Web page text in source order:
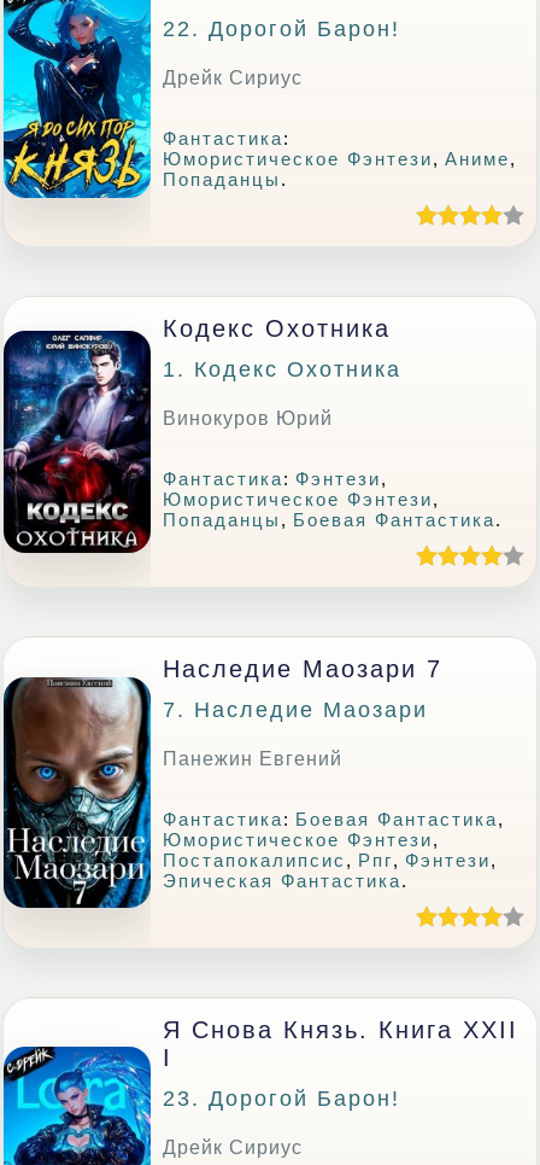
22. Дорогой Барон!
Дрейк Сириус
Фантастика:
Юмористическое Фэнтези,Аниме,
Попаданцы .
Кодекс Охотника
1. Кодекс Охотника
Винокуров Юрий
Фантастика: Фэнтези,
Юмористическое Фэнтези,
Попаданцы , Боевая Фантастика.
Наследие Маозари 7
7. Наследие Маозари
Панежин Евгений
Фантастика: Боевая Фантастика,
Юмористическое Фэнтези,
Постапокалипсис , Рпг, Фэнтези,
Эпическая Фантастика.
Я Снова Князь. Книга XXII
I
23. Дорогой Барон!
Дрейк Сириус